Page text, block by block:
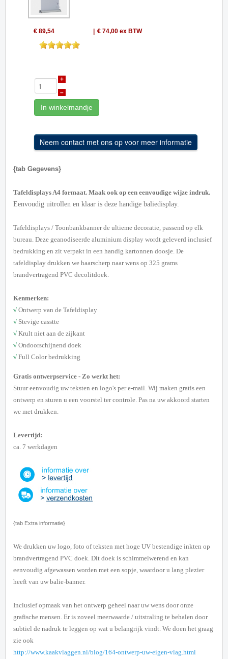
€ 89,54 € 74,00 ex BTW
+
–
In winkelmandje
{tab Gegevens}
Tafeldisplays A4 formaat. Maak ook op een eenvoudige wijze indruk.
Eenvoudig uitrollen en klaar is deze handige baliedisplay.
Tafeldisplays / Toonbankbanner de ultieme decoratie, passend op elk
bureau. Deze geanodiseerde aluminium display wordt geleverd inclusief
bedrukking en zit verpakt in een handig kartonnen doosje. De
tafeldisplay drukken we haarscherp naar wens op 325 grams
brandvertragend PVC decolitdoek.
Kenmerken:
√ Ontwerp van de Tafeldisplay
√ Stevige casstte
√ Krult niet aan de zijkant
√ Ondoorschijnend doek
√ Full Color bedrukking
Gratis ontwerpservice - Zo werkt het:
Stuur eenvoudig uw teksten en logo's per e-mail. Wij maken gratis een
ontwerp en sturen u een voorstel ter controle. Pas na uw akkoord starten
we met drukken.
Levertijd:
ca. 7 werkdagen
{tab Extra informatie}
We drukken uw logo, foto of teksten met hoge UV bestendige inkten op
brandvertragend PVC doek. Dit doek is schimmelwerend en kan
eenvoudig afgewassen worden met een sopje, waardoor u lang plezier
heeft van uw balie-banner.
Inclusief opmaak van het ontwerp geheel naar uw wens door onze
grafische mensen. Er is zoveel meerwaarde / uitstraling te behalen door
subtiel de nadruk te leggen op wat u belangrijk vindt. We doen het graag
zie ook
http://www.kaakvlaggen.nl/blog/164-ontwerp-uw-eigen-vlag.html